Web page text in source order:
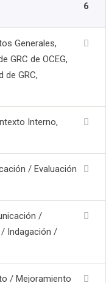
6
Generales,
GRC de OCEG,
de GRC,
Interno,
/ Evaluación
/
Indagación /
/ Mejoramiento